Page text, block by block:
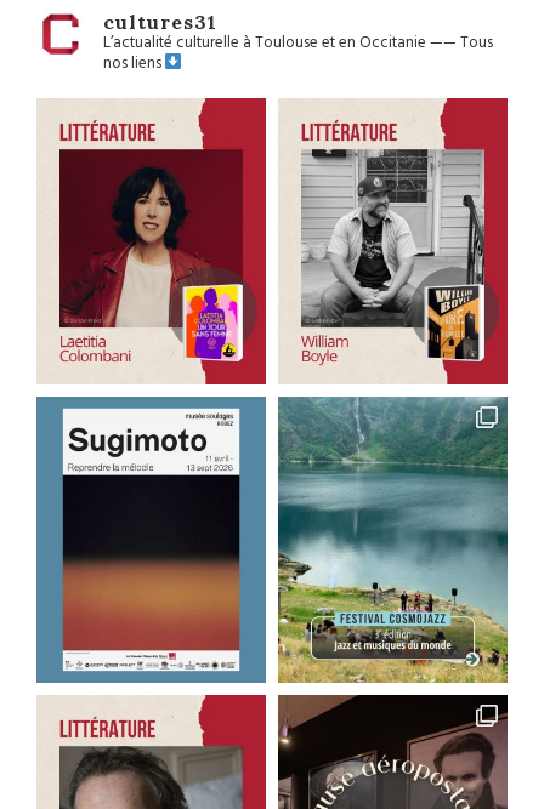
cultures31
L’actualité culturelle à Toulouse et en Occitanie——Tous
nos liens